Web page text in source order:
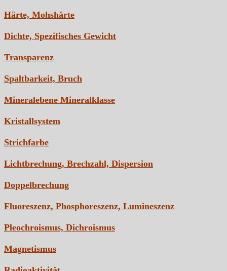
Härte, Mohshärte
Dichte, Spezifisches Gewicht
Transparenz
Spaltbarkeit, Bruch
Mineralebene Mineralklasse
Kristallsystem
Strichfarbe
Lichtbrechung, Brechzahl, Dispersion
Doppelbrechung
Fluoreszenz, Phosphoreszenz, Lumineszenz
Pleochroismus, Dichroismus
Magnetismus